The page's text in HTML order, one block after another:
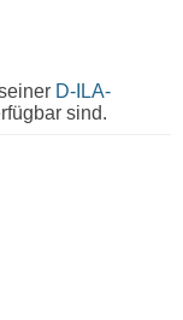
D-ILA-
sind.